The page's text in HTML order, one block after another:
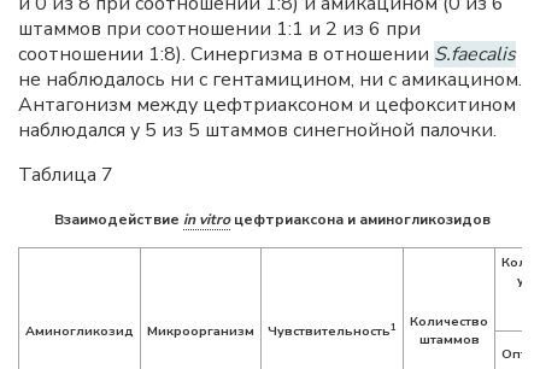
штаммов при соотношении 1:1 и 2 из 6 при
соотношении 1:8). Синергизма в отношении S.faecalis
не наблюдалось ни с гентамицином, ни с амикацином.
Антагонизм между цефтриаксоном и цефокситином
наблюдался у 5 из 5 штаммов синегнойной палочки.
Таблица 7
Взаимодействие in vitroцефтриаксона и аминогликозидов
Аминогликозид Микроорганизм Чувствительность1
Количество
штаммов